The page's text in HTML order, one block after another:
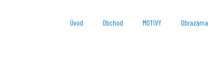
Úvod Obchod MOTIVY Obrazárna